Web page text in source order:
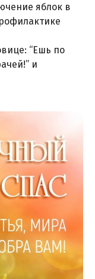
яблок в
“Ешь по
и